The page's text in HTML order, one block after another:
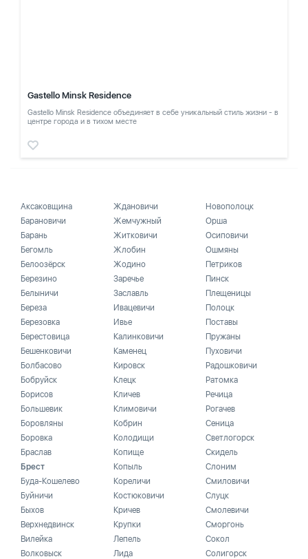
Gastello Minsk Residence
Gastello Minsk Residence объединяет в себе уникальный стиль жизни - в
центре города и в тихом месте
Аксаковщина
Барановичи
Барань
Бегомль
Белоозёрск
Березино
Белыничи
Береза
Березовка
Берестовица
Бешенковичи
Болбасово
Бобруйск
Борисов
Большевик
Боровляны
Боровка
Браслав
Брест
Буда-Кошелево
Буйничи
Быхов
Верхнедвинск
Вилейка
Волковыск
Ждановичи
Жемчужный
Житковичи
Жлобин
Жодино
Заречье
Заславль
Ивацевичи
Ивье
Калинковичи
Каменец
Кировск
Клецк
Кличев
Климовичи
Кобрин
Колодищи
Копище
Копыль
Кореличи
Костюковичи
Кричев
Крупки
Лепель
Лида
Новополоцк
Орша
Осиповичи
Ошмяны
Петриков
Пинск
Плещеницы
Полоцк
Поставы
Пружаны
Пуховичи
Радошковичи
Ратомка
Речица
Рогачев
Сеница
Светлогорск
Скидель
Слоним
Смиловичи
Слуцк
Смолевичи
Сморгонь
Сокол
Солигорск